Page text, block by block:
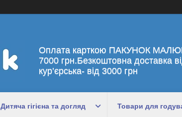
Оплата карткою ПАКУНОК
7000 грн.Безкоштовна доставка
кур’єрська- від 3000 грн
Дитяча гігієна та догляд Товари для